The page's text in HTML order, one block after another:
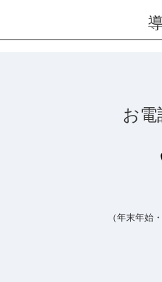
お
（年末年始